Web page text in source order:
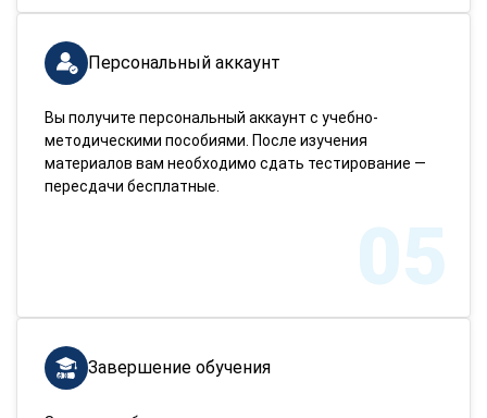
Персональный аккаунт
Вы получите персональный аккаунт с учебно-
методическими пособиями. После изучения
материалов вам необходимо сдать тестирование —
пересдачи бесплатные.
05
Завершение обучения